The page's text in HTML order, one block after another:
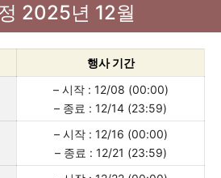
2025년 12월
행사 기간
– 시작 : 12/08 (00:00)
– 종료 : 12/14 (23:59)
– 시작 : 12/16 (00:00)
– 종료 : 12/21 (23:59)